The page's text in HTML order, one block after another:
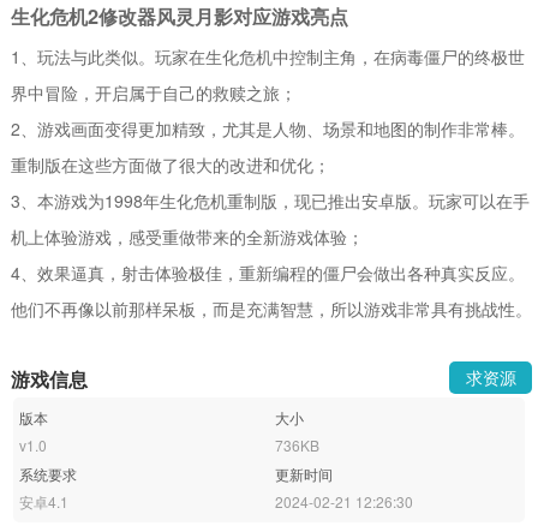
生化危机2修改器风灵月影对应游戏亮点
1、玩法与此类似。玩家在生化危机中控制主角，在病毒僵尸的终极世
界中冒险，开启属于自己的救赎之旅；
2、游戏画面变得更加精致，尤其是人物、场景和地图的制作非常棒。
重制版在这些方面做了很大的改进和优化；
3、本游戏为1998年生化危机重制版，现已推出安卓版。玩家可以在手
机上体验游戏，感受重做带来的全新游戏体验；
4、效果逼真，射击体验极佳，重新编程的僵尸会做出各种真实反应。
他们不再像以前那样呆板，而是充满智慧，所以游戏非常具有挑战性。
游戏信息 求资源
版本
v1.0
大小
736KB
系统要求
安卓4.1
更新时间
2024-02-21 12:26:30